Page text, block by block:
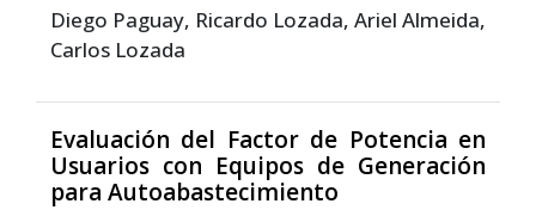
Diego Paguay, Ricardo Lozada, Ariel Almeida,
Carlos Lozada
Evaluación del Factor de Potencia en
Usuarios con Equipos de Generación
para Autoabastecimiento